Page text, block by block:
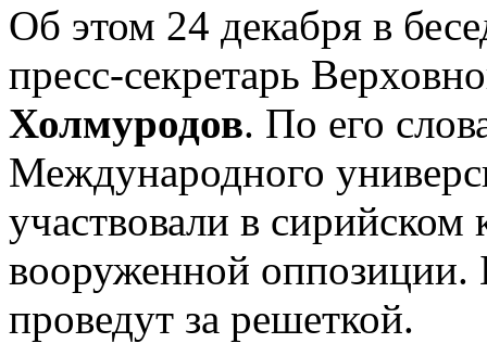
Об этом 24 декабря в
пресс-секретарь
Холмуродов. По его
Международного
участвовали в
вооруженной
проведут за решеткой.